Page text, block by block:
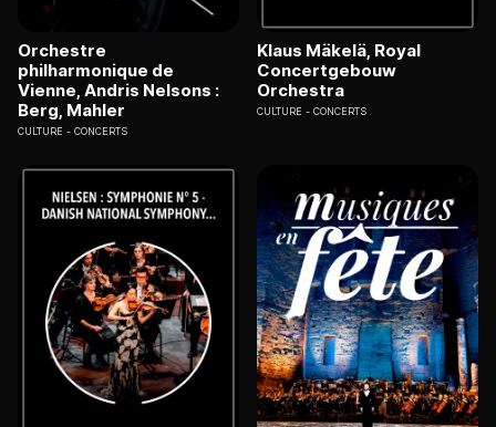
Orchestre
philharmonique de
Vienne, Andris Nelsons :
Berg, Mahler
CULTURE CONCERTS
Klaus Mäkelä, Royal
Concertgebouw
Orchestra
CULTURE CONCERTS